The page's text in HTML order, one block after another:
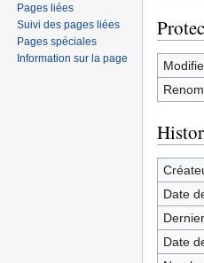
Date
Date
Pages liées
Suivi des pages liées
Pages spéciales
Information sur la page